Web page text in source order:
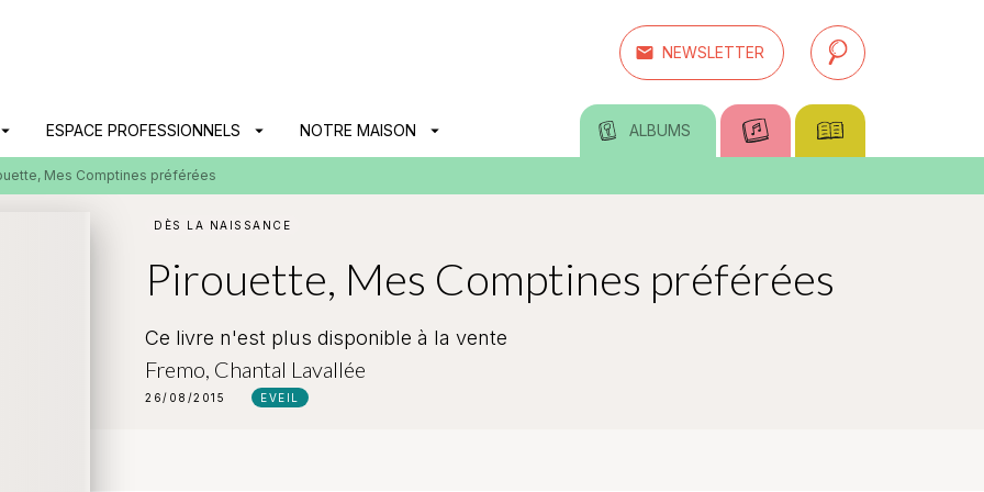
email NEWSLETTER
arrow_drop_down ESPACE PROFESSIONNELS arrow_drop_down NOTRE MAISON arrow_drop_down ALBUMS
search
Mes Comptines préférées
DÈS LA NAISSANCE
Pirouette, Mes Comptines préférées
Ce livre n'est plus disponible à la vente
Fremo Chantal Lavallée
26/08/2015 EVEIL